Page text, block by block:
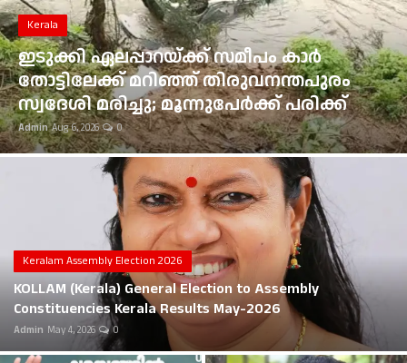
Loksabha Election 2024
Technology
Health
Jobs Mall
Career
Education
Business
Kerala
ഇടുക്കി ഏലപ്പാറയ്ക്ക് സമീപം കാർ
തോട്ടിലേക്ക് മറിഞ്ഞ് തിരുവനന്തപുരം
സ്വദേശി മരിച്ചു; മൂന്നുപേർക്ക് പരിക്ക്
Admin Aug 6, 2026 0
Keralam Assembly Election 2026
KOLLAM (Kerala) General Election to Assembly
Constituencies Kerala Results May-2026
Admin May 4, 2026 0